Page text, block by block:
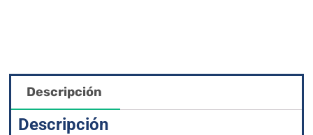
Descripción
Descripción